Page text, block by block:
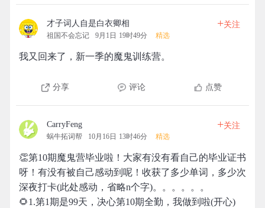
才子词人自是白衣卿相
祖国不会忘记 9月1日 19时49分 精选
+关注
我又回来了，新一季的魔鬼训练营。
分享 评论 点赞
CarryFeng
蜗牛拓词帮 10月16日 13时46分 精选
+关注
👏第10期魔鬼营毕业啦！大家有没有看自己的毕业证书
呀！有没有被自己感动到呢！收获了多少单词，多少次
深夜打卡(此处感动，省略n个字)。。。。。。
🌻1.第1期是99天，决心第10期全勤，我做到啦(开心)